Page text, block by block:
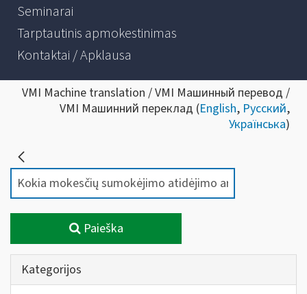
Seminarai
Tarptautinis apmokestinimas
Kontaktai / Apklausa
VMI Machine translation / VMI Машинный перевод /
VMI Машинний переклад (English, Русский,
Українська)
Paieška
Kategorijos